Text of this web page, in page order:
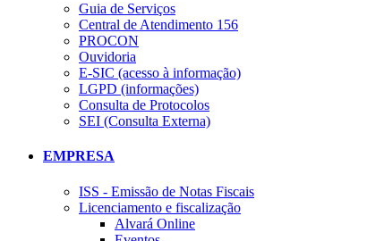
Guia de Serviços
Central de Atendimento 156
PROCON
Ouvidoria
E-SIC (acesso à informação)
LGPD (informações)
Consulta de Protocolos
SEI (Consulta Externa)
EMPRESA
ISS - Emissão de Notas Fiscais
Licenciamento e fiscalização
Alvará Online